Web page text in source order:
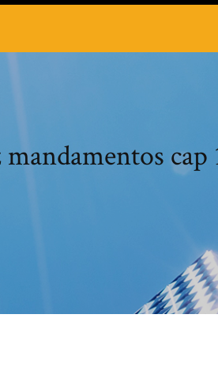
mandamentos